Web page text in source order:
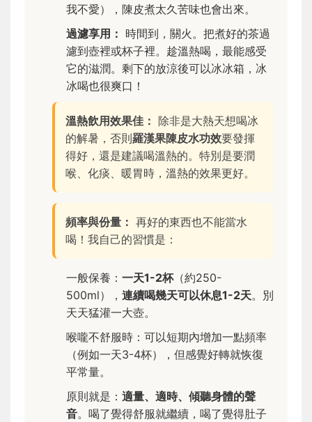
我不愛），陳皮煮太久苦味也會出來。
過濾享用： 時間到，關火。把煮好的茶過
濾到壺裡或杯子裡。趁溫熱喝，最能感受
它的滋潤。剩下的放涼後可以冰冰箱，冰
冰喝也很爽口！
溫熱飲用效果佳： 除非是大熱天想喝冰
的解暑，否則羅漢果陳皮水功效要發揮
得好，還是建議喝溫熱的。特別是要潤
喉、化痰、暖胃時，溫熱的效果更好。
頻率與份量： 再好的東西也不能當水
喝！我自己的習慣是：
一般保養： 一天1-2杯（約250-
500ml）， 連續喝幾天可以休息1-2天。別
天天猛灌一大壺。
喉嚨不舒服時：可以短期內增加一點頻率
（例如一天3-4杯），但感覺好轉就恢復
平常量。
原則就是： 適量、適時、傾聽身體的聲
音。喝了覺得舒服就繼續，喝了覺得肚子